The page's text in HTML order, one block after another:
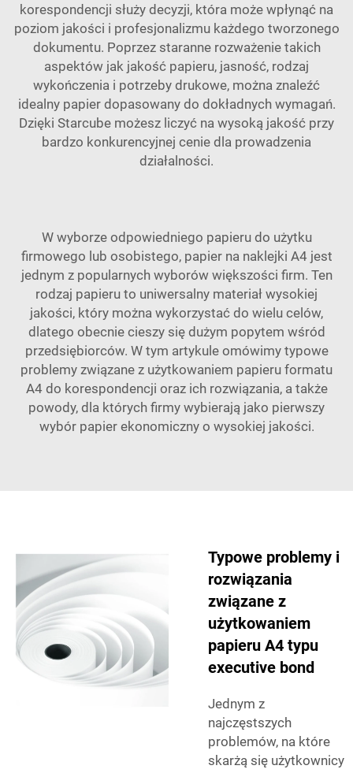
korespondencji służy decyzji, która może wpłynąć na
poziom jakości i profesjonalizmu każdego tworzonego
dokumentu. Poprzez staranne rozważenie takich
aspektów jak jakość papieru, jasność, rodzaj
wykończenia i potrzeby drukowe, można znaleźć
idealny papier dopasowany do dokładnych wymagań.
Dzięki Starcube możesz liczyć na wysoką jakość przy
bardzo konkurencyjnej cenie dla prowadzenia
działalności.
W wyborze odpowiedniego papieru do użytku
firmowego lub osobistego, papier na naklejki A4 jest
jednym z popularnych wyborów większości firm. Ten
rodzaj papieru to uniwersalny materiał wysokiej
jakości, który można wykorzystać do wielu celów,
dlatego obecnie cieszy się dużym popytem wśród
przedsiębiorców. W tym artykule omówimy typowe
problemy związane z użytkowaniem papieru formatu
A4 do korespondencji oraz ich rozwiązania, a także
powody, dla których firmy wybierają jako pierwszy
wybór papier ekonomiczny o wysokiej jakości.
Typowe problemy i
rozwiązania
związane z
użytkowaniem
papieru A4 typu
executive bond
Jednym z
najczęstszych
problemów, na które
skarżą się użytkownicy